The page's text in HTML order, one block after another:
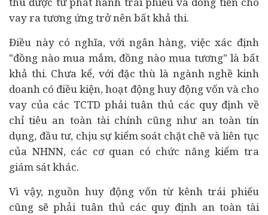
vay ra tương ứng trở nên bất khả thi.
Điều này có nghĩa, với ngân hàng, việc xác định
"đồng nào mua mắm, đồng nào mua tương" là bất
khả thi. Chưa kể, với đặc thù là ngành nghề kinh
doanh có điều kiện, hoạt động huy động vốn và cho
vay của các TCTD phải tuân thủ các quy định về
chỉ tiêu an toàn tài chính cũng như an toàn tín
dụng, đầu tư, chịu sự kiểm soát chặt chẽ và liên tục
của NHNN, các cơ quan có chức năng kiểm tra
giám sát khác.
Vì vậy, nguồn huy động vốn từ kênh trái phiếu
cũng sẽ phải tuân thủ các quy định an toàn tài